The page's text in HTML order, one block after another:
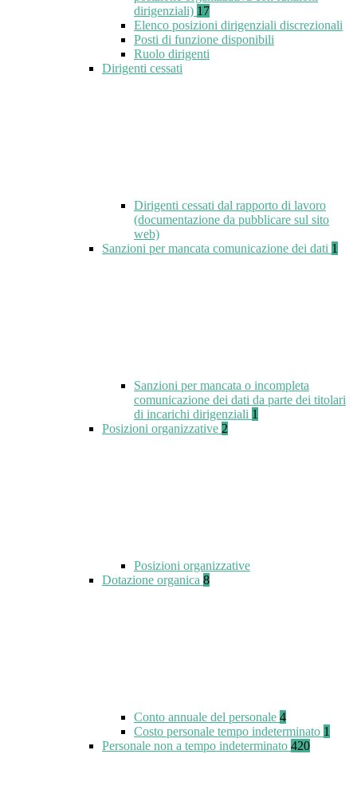
dirigenziali) 17
Elenco posizioni dirigenziali discrezionali
Posti di funzione disponibili
Ruolo dirigenti
Dirigenti cessati
Dirigenti cessati dal rapporto di lavoro
(documentazione da pubblicare sul sito
web)
Sanzioni per mancata comunicazione dei dati 1
Sanzioni per mancata o incompleta
comunicazione dei dati da parte dei titolari
di incarichi dirigenziali 1
Posizioni organizzative 2
Posizioni organizzative
Dotazione organica 8
Conto annuale del personale 4
Costo personale tempo indeterminato 1
Personale non a tempo indeterminato 420